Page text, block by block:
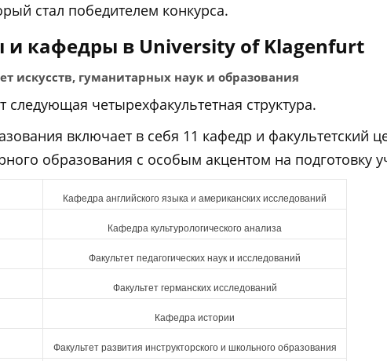
стал победителем конкурса.
и кафедры в University of Klagenfurt
искусств, гуманитарных наук и образования
следующая четырехфакультетная структура.
включает в себя 11 кафедр и
образования с особым акцентом на подготовку
Кафедра английского языка и американских исследований
Кафедра культурологического анализа
Факультет педагогических наук и исследований
Факультет германских исследований
Кафедра истории
Факультет развития инструкторского и школьного образования